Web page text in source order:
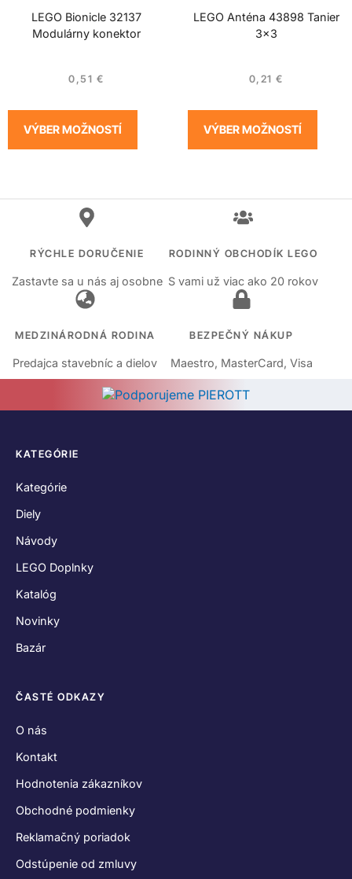
LEGO Bionicle 32137
Modulárny konektor
0,51 €
VÝBER MOŽNOSTÍ
LEGO Anténa 43898 Tanier
3×3
0,21 €
VÝBER MOŽNOSTÍ
RÝCHLE DORUČENIE
Zastavte sa u nás aj osobne
RODINNÝ OBCHODÍK LEGO
S vami už viac ako 20 rokov
MEDZINÁRODNÁ RODINA
Predajca stavebníc a dielov
BEZPEČNÝ NÁKUP
Maestro, MasterCard, Visa
KATEGÓRIE
Kategórie
Diely
Návody
LEGO Doplnky
Katalóg
Novinky
Bazár
ČASTÉ ODKAZY
O nás
Kontakt
Hodnotenia zákazníkov
Obchodné podmienky
Reklamačný poriadok
Odstúpenie od zmluvy